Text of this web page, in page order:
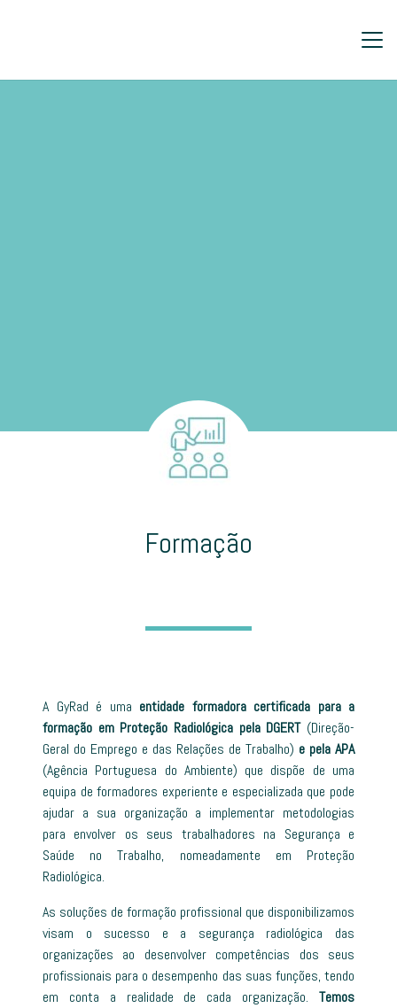
Formação
A GyRad é uma entidade formadora certificada para a
formação em Proteção Radiológica pela DGERT(Direção-
Geral do Emprego e das Relações de Trabalho) e pela APA
(Agência Portuguesa do Ambiente) que dispõe de uma
equipa de formadores experiente e especializada que pode
ajudar a sua organização a implementar metodologias
para envolver os seus trabalhadores na Segurança e
Saúde no Trabalho, nomeadamente em Proteção
Radiológica.
As soluções de formação profissional que disponibilizamos
visam o sucesso e a segurança radiológica das
organizações ao desenvolver competências dos seus
profissionais para o desempenho das suas funções, tendo
em conta a realidade de cada organização. Temos